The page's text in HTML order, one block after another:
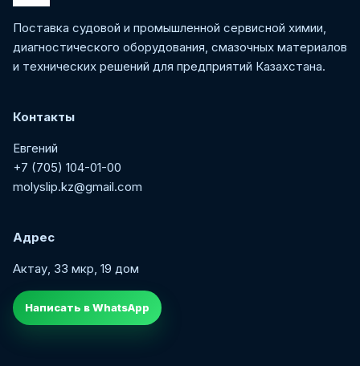
Поставка судовой и промышленной сервисной химии,
диагностического оборудования, смазочных материалов
и технических решений для предприятий Казахстана.
Контакты
Евгений
+7 (705) 104-01-00
molyslip.kz@gmail.com
Адрес
Актау, 33 мкр, 19 дом
Написать в WhatsApp